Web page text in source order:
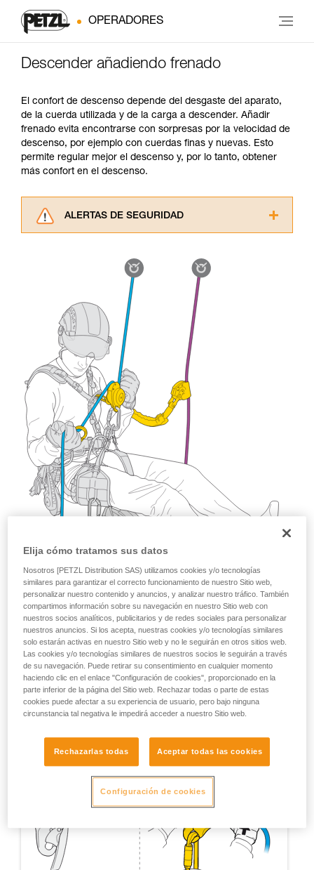
OPERADORES
Descender añadiendo frenado
El confort de descenso depende del desgaste del aparato,
de la cuerda utilizada y de la carga a descender. Añadir
frenado evita encontrarse con sorpresas por la velocidad de
descenso, por ejemplo con cuerdas finas y nuevas. Esto
permite regular mejor el descenso y, por lo tanto, obtener
más confort en el descenso.
ALERTAS DE SEGURIDAD
consultarlo. Usted debe comprender la
información de la ficha técnica para poder
comprender este complemento informativo.
Dominar estas técnicas requiere una formación
y un entrenamiento específico. Confirme a
través de un profesional su capacidad para
ejecutar estas técnicas, solo y con total
seguridad, antes de ejecutarlas de forma
autónoma.
Damos ejemplos de técnicas relacionadas con
su actividad. Pueden existir otras que no
describimos aquí.
Elija cómo tratamos sus datos
Nosotros [PETZL Distribution SAS) utilizamos cookies y/o tecnologías
similares para garantizar el correcto funcionamiento de nuestro Sitio web,
personalizar nuestro contenido y anuncios, y analizar nuestro tráfico. También
compartimos información sobre su navegación en nuestro Sitio web con
nuestros socios analíticos, publicitarios y de redes sociales para personalizar
nuestros anuncios. Si los acepta, nuestras cookies y/o tecnologías similares
solo estarán activas en nuestro Sitio web y no le seguirán en otros sitios web.
Las cookies y/o tecnologías similares de nuestros socios le seguirán a través
de su navegación. Puede retirar su consentimiento en cualquier momento
haciendo clic en el enlace "Configuración de cookies", proporcionado en la
parte inferior de la página del Sitio web. Rechazar todas o parte de estas
cookies puede afectar a su experiencia de usuario, pero bajo ninguna
circunstancia tal negativa le impedirá acceder a nuestro Sitio web.
Rechazarlas todas Aceptar todas las cookies
Configuración de cookies